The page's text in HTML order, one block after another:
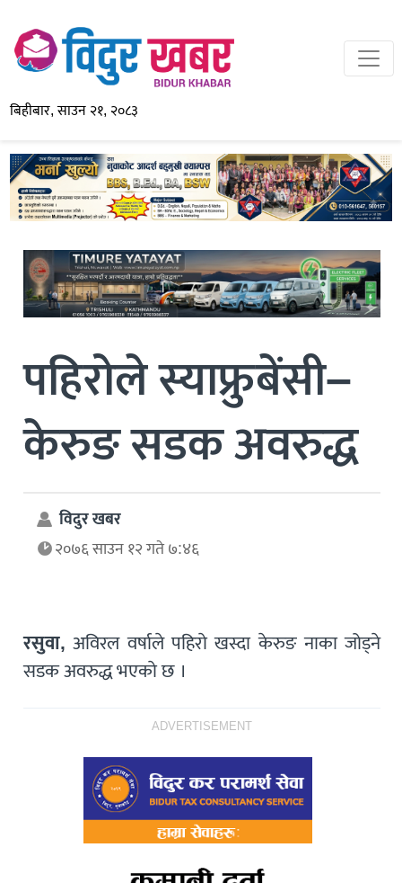
बिहीबार, साउन २१, २०८३
पहिरोले स्याफ्रुबेंसी–
केरुङ सडक अवरुद्ध
विदुर खबर
२०७६ साउन १२ गते ७:४६
रसुवा, अविरल वर्षाले पहिराे खस्दा केरुङ नाका जोड्ने
सडक अवरुद्ध भएकाे छ ।
ADVERTISEMENT